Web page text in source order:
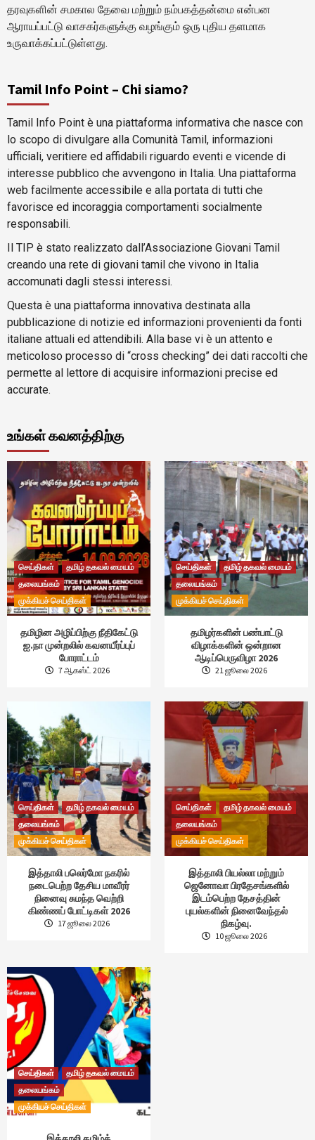
தரவுகளின் சமகால தேவை மற்றும் நம்பகத்தன்மை என்பன
ஆராயப்பட்டு வாசகர்களுக்கு வழங்கும் ஒரு புதிய தளமாக
உருவாக்கப்பட்டுள்ளது.
Tamil Info Point – Chi siamo?
Tamil Info Point è una piattaforma informativa che nasce con
lo scopo di divulgare alla Comunità Tamil, informazioni
ufficiali, veritiere ed affidabili riguardo eventi e vicende di
interesse pubblico che avvengono in Italia. Una piattaforma
web facilmente accessibile e alla portata di tutti che
favorisce ed incoraggia comportamenti socialmente
responsabili.
Il TIP è stato realizzato dall’Associazione Giovani Tamil
creando una rete di giovani tamil che vivono in Italia
accomunati dagli stessi interessi.
Questa è una piattaforma innovativa destinata alla
pubblicazione di notizie ed informazioni provenienti da fonti
italiane attuali ed attendibili. Alla base vi è un attento e
meticoloso processo di “cross checking” dei dati raccolti che
permette al lettore di acquisire informazioni precise ed
accurate.
உங்கள் கவனத்திற்கு
செய்திகள்
தமிழ் தகவல் மையம்
தலையங்கம்
முக்கியச் செய்திகள்
தமிழின அழிப்பிற்கு நீதிகேட்டு
ஐ.நா முன்றலில் கவனயீர்ப்புப்
போராட்டம்
7 ஆகஸ்ட் 2026
செய்திகள்
தமிழ் தகவல் மையம்
தலையங்கம்
முக்கியச் செய்திகள்
தமிழர்களின் பண்பாட்டு
விழாக்களின் ஒன்றான
ஆடிப்பெருவிழா 2026
21 ஜூலை 2026
செய்திகள்
தமிழ் தகவல் மையம்
தலையங்கம்
முக்கியச் செய்திகள்
இத்தாலி பலெர்மோ நகரில்
நடைபெற்ற தேசிய மாவீரர்
நினைவு சுமந்த வெற்றி
கிண்ணப் போட்டிகள் 2026
17 ஜூலை 2026
செய்திகள்
தமிழ் தகவல் மையம்
தலையங்கம்
முக்கியச் செய்திகள்
இத்தாலி பியல்லா மற்றும்
ஜெனோவா பிரதேசங்களில்
இடம்பெற்ற தேசத்தின்
புயல்களின் நினைவேந்தல்
நிகழ்வு.
10 ஜூலை 2026
செய்திகள்
தமிழ் தகவல் மையம்
தலையங்கம்
முக்கியச் செய்திகள்